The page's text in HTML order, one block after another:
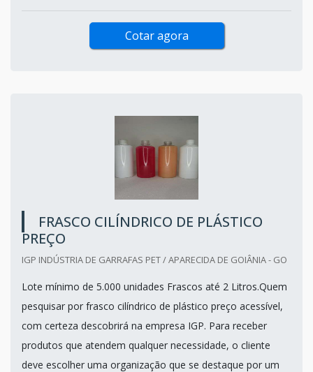
Cotar agora
FRASCO CILÍNDRICO DE PLÁSTICO
PREÇO
IGP INDÚSTRIA DE GARRAFAS PET / APARECIDA DE GOIÂNIA - GO
Lote mínimo de 5.000 unidades Frascos até 2 Litros.Quem
pesquisar por frasco cilíndrico de plástico preço acessível,
com certeza descobrirá na empresa IGP. Para receber
produtos que atendem qualquer necessidade, o cliente
deve escolher uma organização que se destaque por um